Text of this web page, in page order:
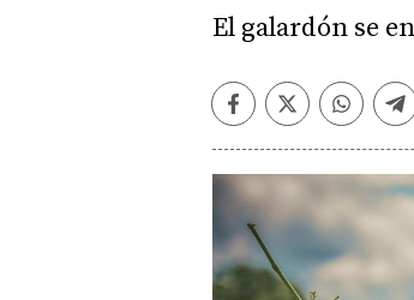
El galardón se
Facebook
Twitter